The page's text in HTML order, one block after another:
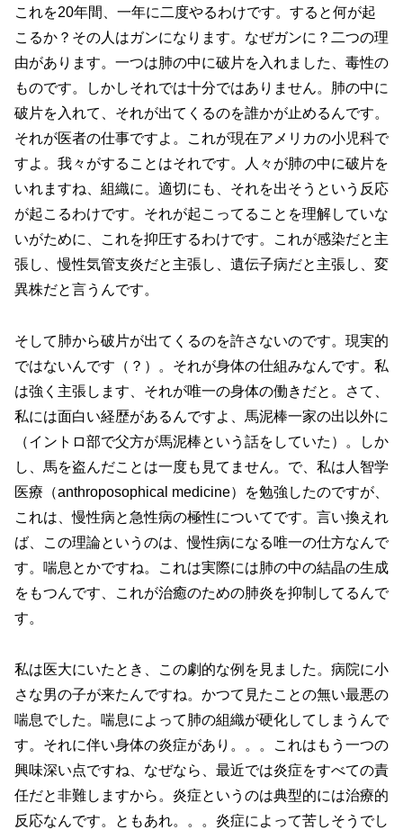
これを20年間、一年に二度やるわけです。すると何が起
こるか？その人はガンになります。なぜガンに？二つの理
由があります。一つは肺の中に破片を入れました、毒性の
ものです。しかしそれでは十分ではありません。肺の中に
破片を入れて、それが出てくるのを誰かが止めるんです。
それが医者の仕事ですよ。これが現在アメリカの小児科で
すよ。我々がすることはそれです。人々が肺の中に破片を
いれますね、組織に。適切にも、それを出そうという反応
が起こるわけです。それが起こってることを理解していな
いがために、これを抑圧するわけです。これが感染だと主
張し、慢性気管支炎だと主張し、遺伝子病だと主張し、変
異株だと言うんです。
そして肺から破片が出てくるのを許さないのです。現実的
ではないんです（？）。それが身体の仕組みなんです。私
は強く主張します、それが唯一の身体の働きだと。さて、
私には面白い経歴があるんですよ、馬泥棒一家の出以外に
（イントロ部で父方が馬泥棒という話をしていた）。しか
し、馬を盗んだことは一度も見てません。で、私は人智学
医療（anthroposophical medicine）を勉強したのですが、
これは、慢性病と急性病の極性についてです。言い換えれ
ば、この理論というのは、慢性病になる唯一の仕方なんで
す。喘息とかですね。これは実際には肺の中の結晶の生成
をもつんです、これが治癒のための肺炎を抑制してるんで
す。
私は医大にいたとき、この劇的な例を見ました。病院に小
さな男の子が来たんですね。かつて見たことの無い最悪の
喘息でした。喘息によって肺の組織が硬化してしまうんで
す。それに伴い身体の炎症があり。。。これはもう一つの
興味深い点ですね、なぜなら、最近では炎症をすべての責
任だと非難しますから。炎症というのは典型的には治療的
反応なんです。ともあれ。。。炎症によって苦しそうでし